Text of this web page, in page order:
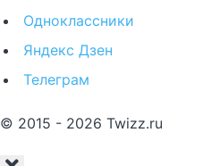
Одноклассники
Яндекс Дзен
Телеграм
© 2015 - 2026 Twizz.ru